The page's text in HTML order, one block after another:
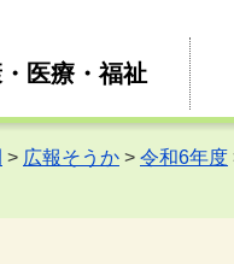
医療・福祉
> 広報そうか > 令和6年度